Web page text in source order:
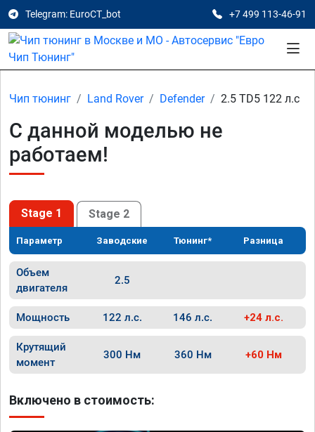
Telegram: EuroCT_bot +7 499 113-46-91
Чип тюнинг Land Rover Defender 2.5 TD5 122 л.с
С данной моделью не
работаем!
Stage 1 Stage 2
Параметр Заводские Тюнинг* Разница
Объем
двигателя
2.5
Мощность 122 л.с. 146 л.с. +24 л.с.
Крутящий
момент
300 Нм 360 Нм +60 Нм
Включено в стоимость: